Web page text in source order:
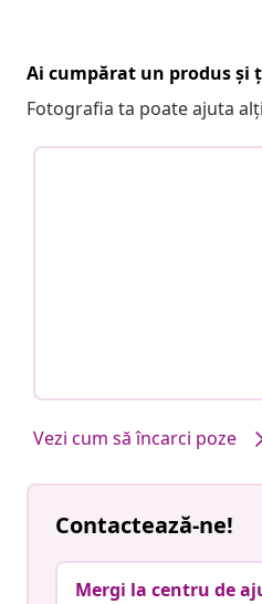
Ai cumpărat un produs și
Fotografia ta poate ajuta
Vezi cum să încarci poze
Contactează-ne!
Mergi la centru de